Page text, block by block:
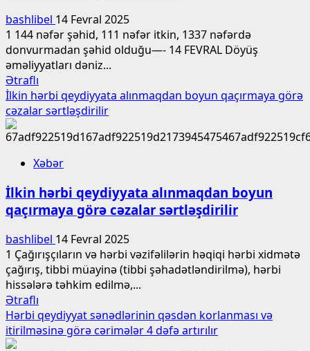
bashlibel 14 Fevral 2025
1 144 nəfər şəhid, 111 nəfər itkin, 1337 nəfərdə
donvurmadan şəhid olduğu—- 14 FEVRAL Döyüş
əməliyyatları dəniz...
Ətraflı
more
about
“Sarıqamış”ı
–
144
nəfər
şəhid,
111
nəfər
itkin,
1337
nəfər…
İlkin hərbi qeydiyyata alınmaqdan boyun qaçırmaya görə
cəzalar sərtləşdirilir
Xəbər
İlkin hərbi qeydiyyata alınmaqdan boyun
qaçırmaya görə cəzalar sərtləşdirilir
bashlibel 14 Fevral 2025
1 Çağırışçıların və hərbi vəzifəlilərin həqiqi hərbi xidmətə
çağırış, tibbi müayinə (tibbi şəhadətləndirilmə), hərbi
hissələrə təhkim edilmə,...
Ətraflı
more
about
Hərbi qeydiyyat sənədlərinin qəsdən korlanması və
itirilməsinə görə cərimələr 4 dəfə artırılır